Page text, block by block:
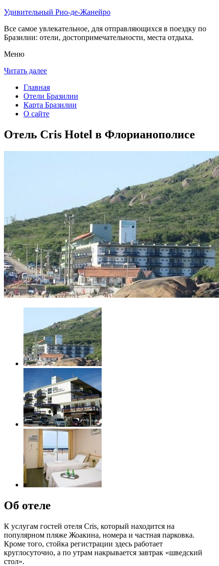
Удивительный Рио-де-Жанейро
Все самое увлекательное, для отправляющихся в поездку по
Бразилии: отели, достопримечательности, места отдыха.
Меню
Читать далее
Главная
Отели Бразилии
Карта Бразилии
О сайте
Отель Cris Hotel в Флорианополисе
Об отеле
К услугам гостей отеля Cris, который находится на
популярном пляже Жоакина, номера и частная парковка.
Кроме того, стойка регистрации здесь работает
круглосуточно, а по утрам накрывается завтрак «шведский
стол».